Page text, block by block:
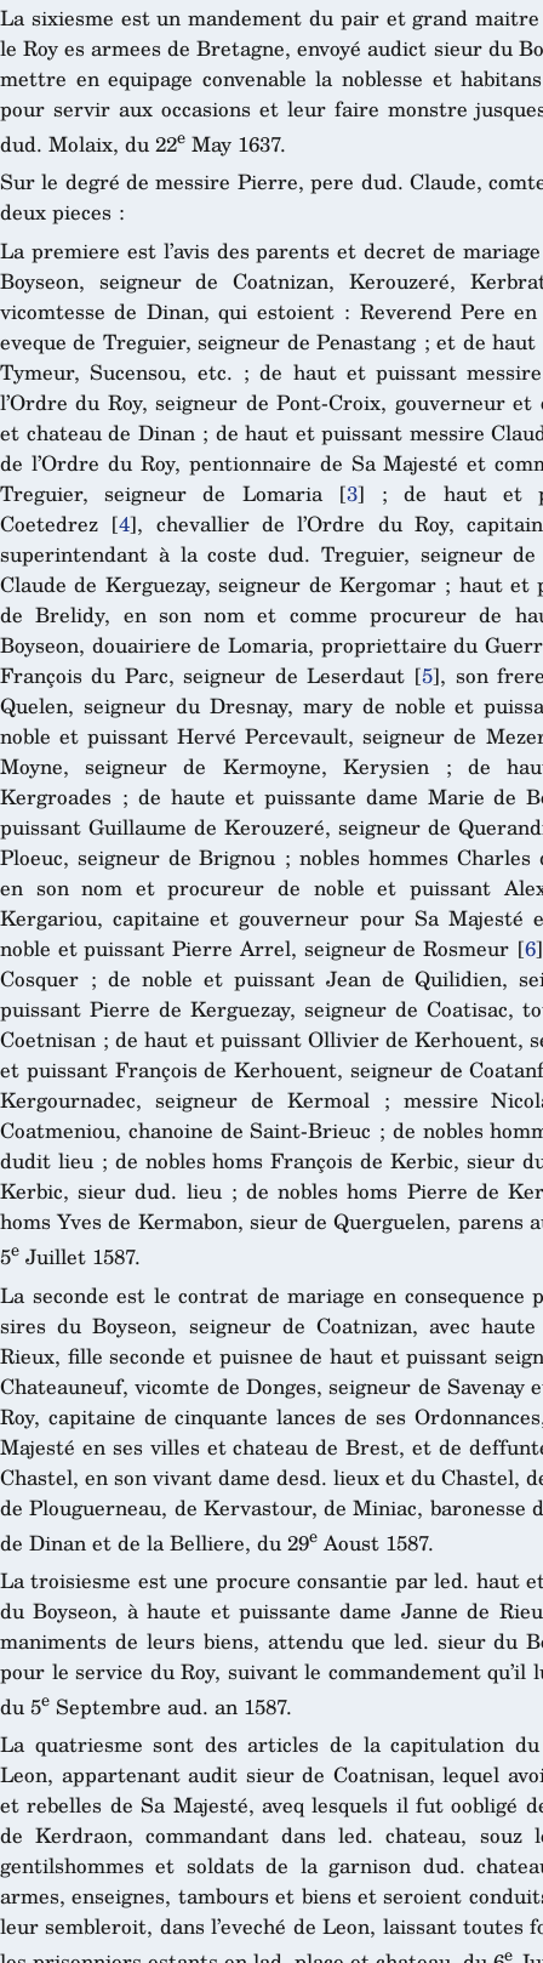
La sixiesme est un mandement du pair et grand
le Roy es armees de Bretagne, envoyé audict sieur du
mettre en equipage convenable la noblesse et
pour servir aux occasions et leur faire monstre
dud. Molaix, du 22e May 1637.
Sur le degré de messire Pierre, pere dud. Claude,
deux pieces :
La premiere est l’avis des parents et decret de
Boyseon, seigneur de Coatnizan, Kerouzeré,
vicomtesse de Dinan, qui estoient : Reverend Pere
eveque de Treguier, seigneur de Penastang ; et de
Tymeur, Sucensou, etc. ; de haut et puissant
l’Ordre du Roy, seigneur de Pont-Croix, gouverneur
et chateau de Dinan ; de haut et puissant messire
de l’Ordre du Roy, pentionnaire de Sa Majesté et
Treguier, seigneur de Lomaria[3] ; de haut et
Coetedrez [4], chevallier de l’Ordre du Roy,
superintendant à la coste dud. Treguier, seigneur
Claude de Kerguezay, seigneur de Kergomar ; haut
de Brelidy, en son nom et comme procureur de
Boyseon, douairiere de Lomaria, propriettaire du
François du Parc, seigneur de Leserdaut [5], son
Quelen, seigneur du Dresnay, mary de noble et
noble et puissant Hervé Percevault, seigneur de
Moyne, seigneur de Kermoyne, Kerysien ; de
Kergroades ; de haute et puissante dame Marie de
puissant Guillaume de Kerouzeré, seigneur de
Ploeuc, seigneur de Brignou ; nobles hommes
en son nom et procureur de noble et puissant
Kergariou, capitaine et gouverneur pour Sa
noble et puissant Pierre Arrel, seigneur de Rosmeur [6]
Cosquer ; de noble et puissant Jean de Quilidien,
puissant Pierre de Kerguezay, seigneur de Coatisac,
Coetnisan ; de haut et puissant Ollivier de Kerhouent,
et puissant François de Kerhouent, seigneur de
Kergournadec, seigneur de Kermoal ; messire
Coatmeniou, chanoine de Saint-Brieuc ; de nobles
dudit lieu ; de nobles homs François de Kerbic, sieur
Kerbic, sieur dud. lieu ; de nobles homs Pierre de
homs Yves de Kermabon, sieur de Querguelen, parens
5e Juillet 1587.
La seconde est le contrat de mariage en
sires du Boyseon, seigneur de Coatnizan, avec
Rieux, fille seconde et puisnee de haut et puissant
Chateauneuf, vicomte de Donges, seigneur de
Roy, capitaine de cinquante lances de ses
Majesté en ses villes et chateau de Brest, et de
Chastel, en son vivant dame desd. lieux et du Chastel,
de Plouguerneau, de Kervastour, de Miniac, baronesse
de Dinan et de la Belliere, du 29eAoust 1587.
La troisiesme est une procure consantie par led. haut
du Boyseon, à haute et puissante dame Janne de
maniments de leurs biens, attendu que led. sieur du
pour le service du Roy, suivant le commandement
du 5e Septembre aud. an 1587.
La quatriesme sont des articles de la capitulation
Leon, appartenant audit sieur de Coatnisan, lequel
et rebelles de Sa Majesté, aveq lesquels il fut oobligé
de Kerdraon, commandant dans led. chateau,
gentilshommes et soldats de la garnison dud.
armes, enseignes, tambours et biens et seroient
leur sembleroit, dans l’eveché de Leon, laissant toutes
e